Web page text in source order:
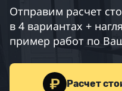
Отправим расчет
в 4 вариантах +
пример работ по
Расчет